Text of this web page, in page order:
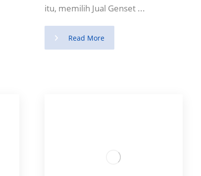
itu, memilih Jual Genset ...
Read More